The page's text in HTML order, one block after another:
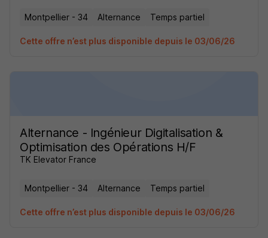
Montpellier - 34 Alternance Temps partiel
Cette offre n’est plus disponible depuis le 03/06/26
Alternance - Ingénieur Digitalisation &
Optimisation des Opérations H/F
TK Elevator France
Montpellier - 34 Alternance Temps partiel
Cette offre n’est plus disponible depuis le 03/06/26